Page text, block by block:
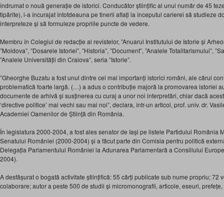
îndrumat o nouă generație de istorici. Conducător științific al unui număr de 45
tipărite), i-a încurajat întotdeauna pe tinerii aflați la începutul carierei să studieze
interpreteze și să formuleze propriile puncte de vedere.
Membru în Colegiul de redacție al revistelor, ”Anuarul Institutului de Istorie și
”Moldova”, ”Dosarele Istoriei”, ”Historia”, ”Document”, ”Analele Totalitarismului”,
”Analele Universității din Craiova”, seria ”Istorie”.
”Gheorghe Buzatu a fost unul dintre cei mai importanți istorici români, ale cărui
problematică foarte largă. (…) a adus o contribuție majoră la promovarea istoriei
documente de arhivă și susținerea cu curaj a unor noi interpretări, chiar dacă
‘directive politice’ mai vechi sau mai noi”, declara, într-un articol, prof. univ. dr.
Academiei Oamenilor de Știință din România.
În legislatura 2000-2004, a fost ales senator de Iași pe listele Partidului România
Senatului României (2000-2004) și a făcut parte din Comisia pentru politică
Delegația Parlamentului României la Adunarea Parlamentară a Consiliului
2004).
A desfășurat o bogată activitate științifică: 55 cărți publicate sub nume propriu; 72
colaborare; autor a peste 500 de studii și micromonografii, articole, eseuri, prefețe,